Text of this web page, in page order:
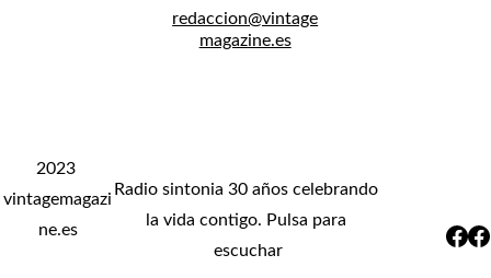
redaccion@vintage
magazine.es
2023
vintagemagazi
ne.es
Radio sintonia 30 años celebrando
la vida contigo. Pulsa para
escuchar